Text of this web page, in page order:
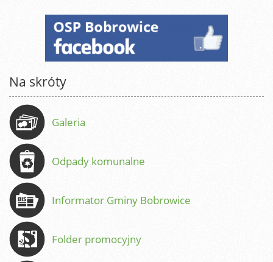
Na skróty
Galeria
Odpady komunalne
Informator Gminy Bobrowice
Folder promocyjny